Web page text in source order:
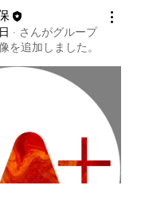
· さんがグループ
を追加しました。